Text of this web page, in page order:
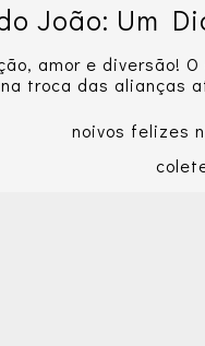
João: Um
amor e diversão!
troca das alianças